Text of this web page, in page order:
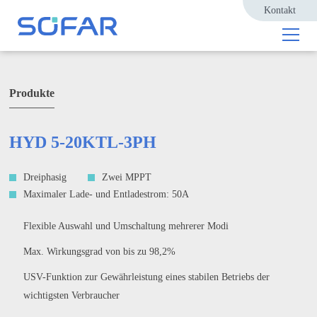
Kontakt
Produkte
HYD 5-20KTL-3PH
Dreiphasig
Zwei MPPT
Maximaler Lade- und Entladestrom: 50A
Flexible Auswahl und Umschaltung mehrerer Modi
Max. Wirkungsgrad von bis zu 98,2%
USV-Funktion zur Gewährleistung eines stabilen Betriebs der
wichtigsten Verbraucher